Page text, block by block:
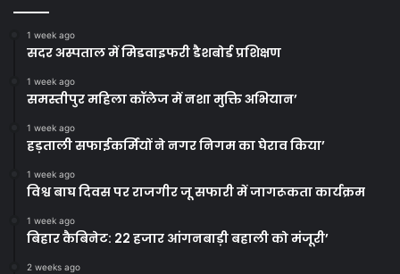
1 week ago
सदर अस्पताल में मिडवाइफरी डैशबोर्ड प्रशिक्षण
1 week ago
समस्तीपुर महिला कॉलेज में नशा मुक्ति अभियान’
1 week ago
हड़ताली सफाईकर्मियों ने नगर निगम का घेराव किया’
1 week ago
विश्व बाघ दिवस पर राजगीर जू सफारी में जागरूकता कार्यक्रम
1 week ago
बिहार कैबिनेट: 22 हजार आंगनबाड़ी बहाली को मंजूरी’
2 weeks ago